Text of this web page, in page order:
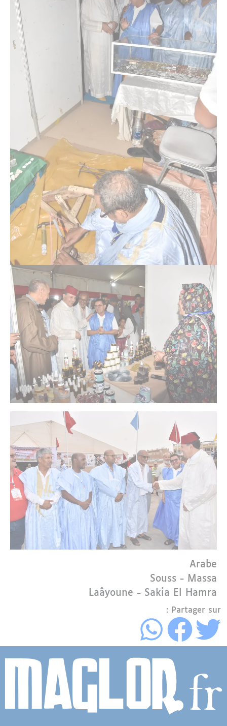
Langue
Arabe
Région
Souss - Massa
Laâyoune - Sakia El Hamra
Partager sur :